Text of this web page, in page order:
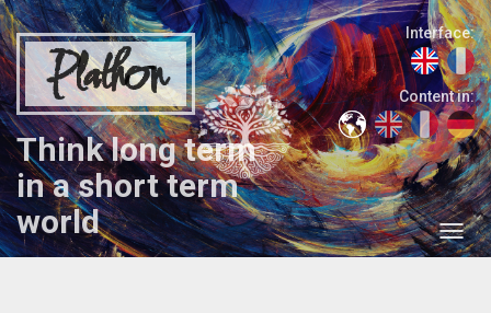
Plathon
Think long term
in a short term
world
Interface:
Content in: